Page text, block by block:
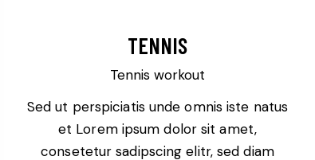
TENNIS
Tennis workout
Sed ut perspiciatis unde omnis iste natus
et Lorem ipsum dolor sit amet,
consetetur sadipscing elitr, sed diam